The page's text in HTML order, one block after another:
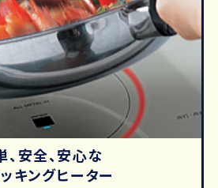
、安全、安心な
キングヒーター